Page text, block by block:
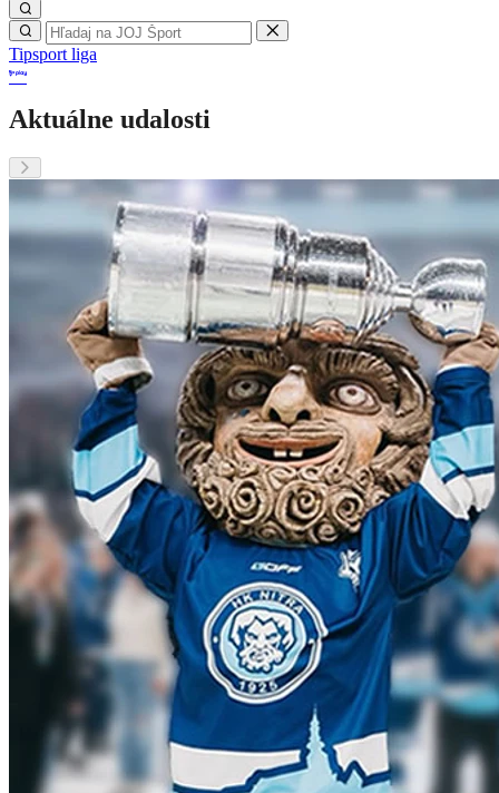
Tipsport liga
Aktuálne udalosti